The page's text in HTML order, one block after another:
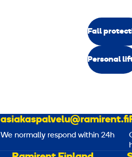
Fall
Personal
asiakaspalvelu@ramirent.fi
We normally respond within 24h